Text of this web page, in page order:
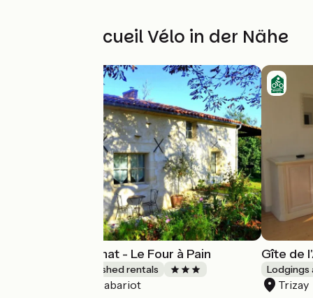
Weitere Accueil Vélo in der Nähe
Gîtes du Maréchat - Le Four à Pain
Lodgings and furnished rentals
Cabariot
Gîte de
Lodgings
Trizay